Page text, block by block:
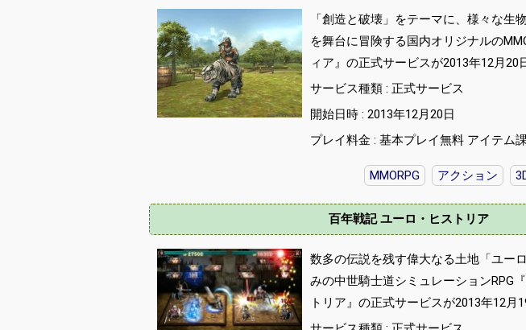
「創造と破壊」をテーマに、様々な生
を舞台に冒険する国内オリジナルの
ィア』の正式サービスが2013年12月20
サービス種類 : 正式サービス
開始日時 : 2013年12月20日
プレイ料金 : 基本プレイ無料 アイテム
MMORPG アクション
百年戦記 ユーロ・ヒストリア
数多の伝説を残す偉大なる土地「ユー
みの中世騎士道シミュレーションRPG
トリア』の正式サービスが2013年12月